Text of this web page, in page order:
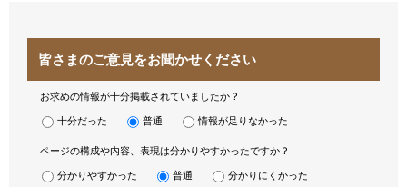
皆さまのご意見をお聞かせください
お求めの情報が十分掲載されていましたか？
十分だった 普通 情報が足りなかった
ページの構成や内容、表現は分かりやすかったですか？
分かりやすかった 普通 分かりにくかった